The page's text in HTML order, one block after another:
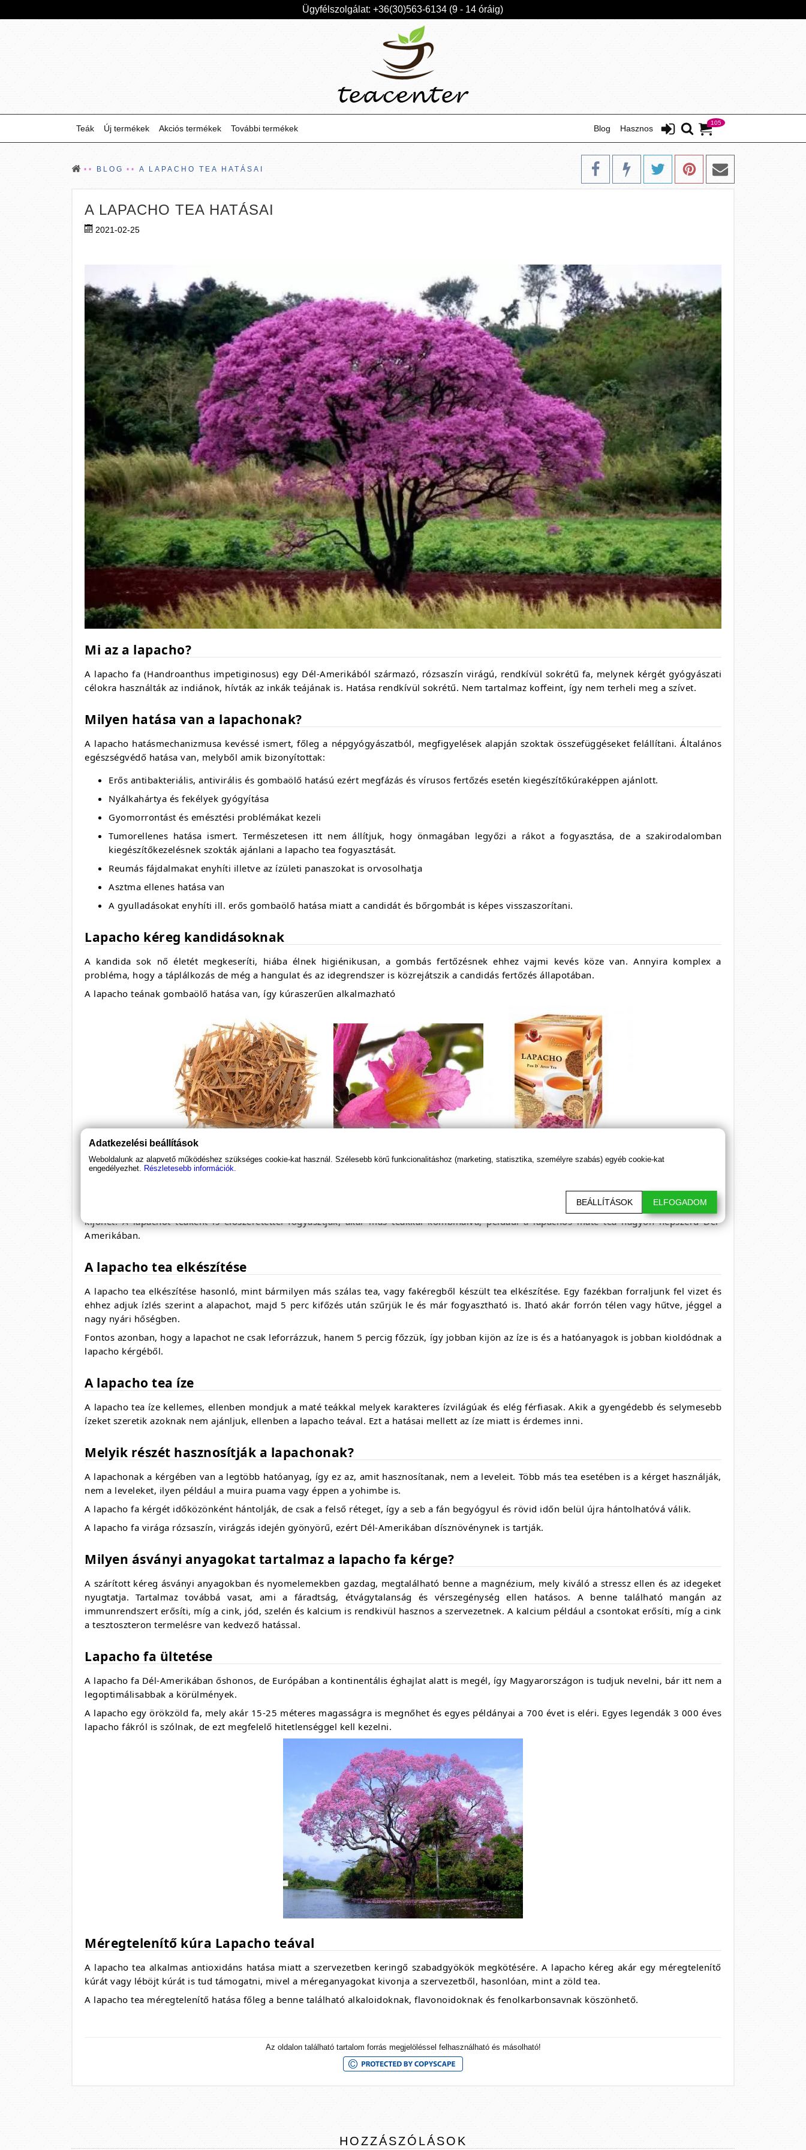
Ügyfélszolgálat: +36(30)563-6134 (9 - 14 óráig)
105
Teák Hasznos
Blog
Új termékek Akciós termékek További termékek
BLOG A LAPACHO TEA HATÁSAI
A LAPACHO TEA HATÁSAI
2021-02-25
Mi az a lapacho?
A lapacho fa (Handroanthus impetiginosus) egy Dél-Amerikából származó, rózsaszín virágú, rendkívül sokrétű fa, melynek kérgét gyógyászati
célokra használták az indiánok, hívták az inkák teájának is. Hatása rendkívül sokrétű. Nem tartalmaz koffeint, így nem terheli meg a szívet.
Milyen hatása van a lapachonak?
A lapacho hatásmechanizmusa kevéssé ismert, főleg a népgyógyászatból, megfigyelések alapján szoktak összefüggéseket felállítani. Általános
egészségvédő hatása van, melyből amik bizonyítottak:
Erős antibakteriális, antivirális és gombaölő hatású ezért megfázás és vírusos fertőzés esetén kiegészítőkúraképpen ajánlott.
Nyálkahártya és fekélyek gyógyítása
Gyomorrontást és emésztési problémákat kezeli
Tumorellenes hatása ismert. Természetesen itt nem állítjuk, hogy önmagában legyőzi a rákot a fogyasztása, de a szakirodalomban
kiegészítőkezelésnek szokták ajánlani a lapacho tea fogyasztását.
Reumás fájdalmakat enyhíti illetve az ízületi panaszokat is orvosolhatja
Asztma ellenes hatása van
A gyulladásokat enyhíti ill. erős gombaölő hatása miatt a candidát és bőrgombát is képes visszaszorítani.
Lapacho kéreg kandidásoknak
A kandida sok nő életét megkeseríti, hiába élnek higiénikusan, a gombás fertőzésnek ehhez vajmi kevés köze van. Annyira komplex a
probléma, hogy a táplálkozás de még a hangulat és az idegrendszer is közrejátszik a candidás fertőzés állapotában.
A lapacho teának gombaölő hatása van, így kúraszerűen alkalmazható
A lapachot kapszulában is lehet kapni, de így le kell mondanunk a kellemes ízéről. Porítva vízbe keverve már finomabb és a hatása is jobban
kijöhet. A lapachot teaként is előszeretettel fogyasztják, akár más teákkal kombinálva, például a lapachos maté tea nagyon népszerű Dél-
Amerikában.
A lapacho tea elkészítése
A lapacho tea elkészítése hasonló, mint bármilyen más szálas tea, vagy fakéregből készült tea elkészítése. Egy fazékban forraljunk fel vizet és
ehhez adjuk ízlés szerint a alapachot, majd 5 perc kifőzés után szűrjük le és már fogyasztható is. Iható akár forrón télen vagy hűtve, jéggel a
nagy nyári hőségben.
Fontos azonban, hogy a lapachot ne csak leforrázzuk, hanem 5 percig főzzük, így jobban kijön az íze is és a hatóanyagok is jobban kioldódnak a
lapacho kérgéből.
A lapacho tea íze
A lapacho tea íze kellemes, ellenben mondjuk a maté teákkal melyek karakteres ízvilágúak és elég férfiasak. Akik a gyengédebb és selymesebb
ízeket szeretik azoknak nem ajánljuk, ellenben a lapacho teával. Ezt a hatásai mellett az íze miatt is érdemes inni.
Melyik részét hasznosítják a lapachonak?
A lapachonak a kérgében van a legtöbb hatóanyag, így ez az, amit hasznosítanak, nem a leveleit. Több más tea esetében is a kérget használják,
nem a leveleket, ilyen például a muira puama vagy éppen a yohimbe is.
A lapacho fa kérgét időközönként hántolják, de csak a felső réteget, így a seb a fán begyógyul és rövid időn belül újra hántolhatóvá válik.
A lapacho fa virága rózsaszín, virágzás idején gyönyörű, ezért Dél-Amerikában dísznövénynek is tartják.
Milyen ásványi anyagokat tartalmaz a lapacho fa kérge?
A szárított kéreg ásványi anyagokban és nyomelemekben gazdag, megtalálható benne a magnézium, mely kiváló a stressz ellen és az idegeket
nyugtatja. Tartalmaz továbbá vasat, ami a fáradtság, étvágytalanság és vérszegénység ellen hatásos. A benne található mangán az
immunrendszert erősíti, míg a cink, jód, szelén és kalcium is rendkivül hasznos a szervezetnek. A kalcium például a csontokat erősíti, míg a cink
a tesztoszteron termelésre van kedvező hatással.
Lapacho fa ültetése
A lapacho fa Dél-Amerikában őshonos, de Európában a kontinentális éghajlat alatt is megél, így Magyarországon is tudjuk nevelni, bár itt nem a
legoptimálisabbak a körülmények.
A lapacho egy örökzöld fa, mely akár 15-25 méteres magasságra is megnőhet és egyes példányai a 700 évet is eléri. Egyes legendák 3 000 éves
lapacho fákról is szólnak, de ezt megfelelő hitetlenséggel kell kezelni.
Méregtelenítő kúra Lapacho teával
A lapacho tea alkalmas antioxidáns hatása miatt a szervezetben keringő szabadgyökök megkötésére. A lapacho kéreg akár egy méregtelenítő
kúrát vagy léböjt kúrát is tud támogatni, mivel a méreganyagokat kivonja a szervezetből, hasonlóan, mint a zöld tea.
A lapacho tea méregtelenítő hatása főleg a benne található alkaloidoknak, flavonoidoknak és fenolkarbonsavnak köszönhető.
Az oldalon található tartalom forrás megjelöléssel felhasználható és másolható!
HOZZÁSZÓLÁSOK
Adatkezelési beállítások
Weboldalunk az alapvető működéshez szükséges cookie-kat használ. Szélesebb körű funkcionalitáshoz (marketing, statisztika, személyre szabás) egyéb cookie-kat
engedélyezhet. Részletesebb információk.
BEÁLLÍTÁSOK ELFOGADOM